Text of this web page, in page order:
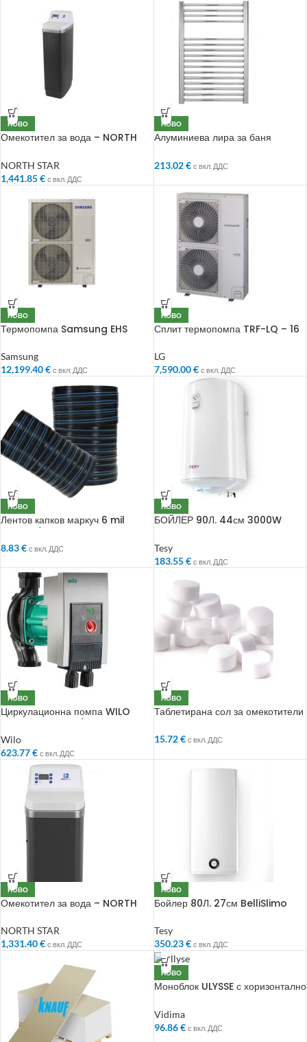
НОВО
Омекотител за вода – NORTH
NORTH STAR
1,441.85€ с вкл. ДДС
НОВО
Алуминиева лира за баня
213.02€ с вкл. ДДС
НОВО
Термопомпа Samsung EHS
Samsung
12,199.40€ с вкл. ДДС
НОВО
Сплит термопомпа TRF-LQ – 16
LG
7,590.00€ с вкл. ДДС
НОВО
Лентов капков маркуч 6 mil
8.83€ с вкл. ДДС
НОВО
БОЙЛЕР 90Л. 44см 3000W
Tesy
183.55€ с вкл. ДДС
НОВО
Циркулационна помпа WILO
Wilo
623.77€ с вкл. ДДС
НОВО
Таблетирана сол за омекотители
15.72€ с вкл. ДДС
НОВО
Омекотител за вода – NORTH
NORTH STAR
1,331.40€ с вкл. ДДС
НОВО
Бойлер 80Л. 27см BelliSlimo
Tesy
350.23€ с вкл. ДДС
НОВО
Моноблок ULYSSE с хоризонтално
Vidima
96.86€ с вкл. ДДС